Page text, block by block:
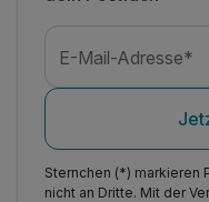
E-Mail-Adresse*
Sternchen (*) markieren
nicht an Dritte. Mit der